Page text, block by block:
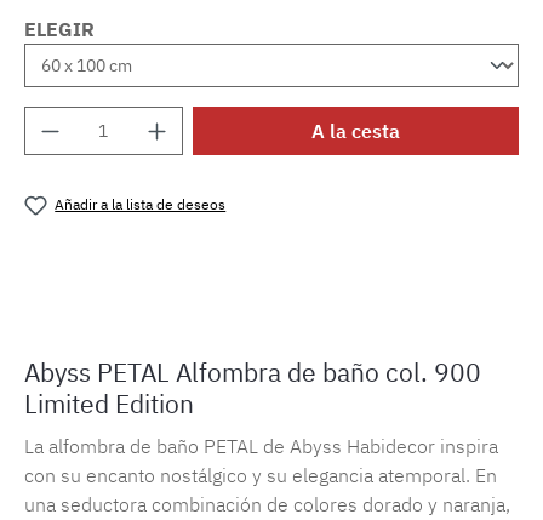
ELEGIR
Cantidad del producto: introduce la
A la cesta
Añadir a la lista de deseos
Abyss PETAL Alfombra de baño col. 900
Limited Edition
La alfombra de baño PETAL de Abyss Habidecor inspira
con su encanto nostálgico y su elegancia atemporal. En
una seductora combinación de colores dorado y naranja,